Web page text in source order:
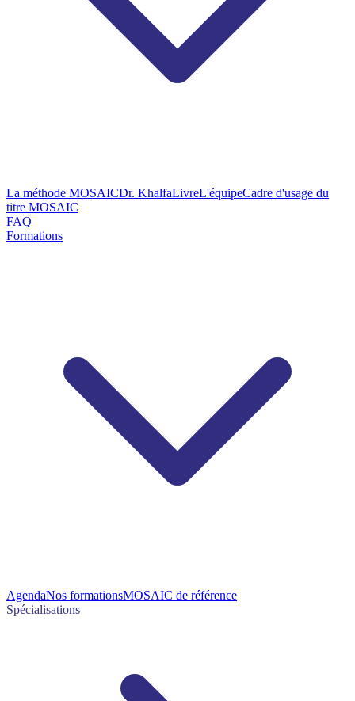
La méthode MOSAICDr. KhalfaLivreL'équipeCadre d'usage du
titre MOSAIC
FAQ
Formations
AgendaNos formationsMOSAIC de référence
Spécialisations